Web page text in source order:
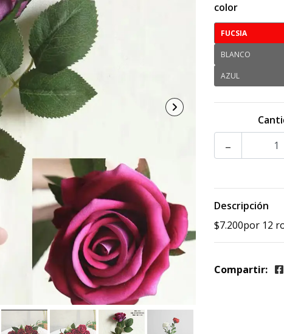
color
FUCSIA
BLANCO
AZUL
-
Descripción
$7.200por 12
Compartir: